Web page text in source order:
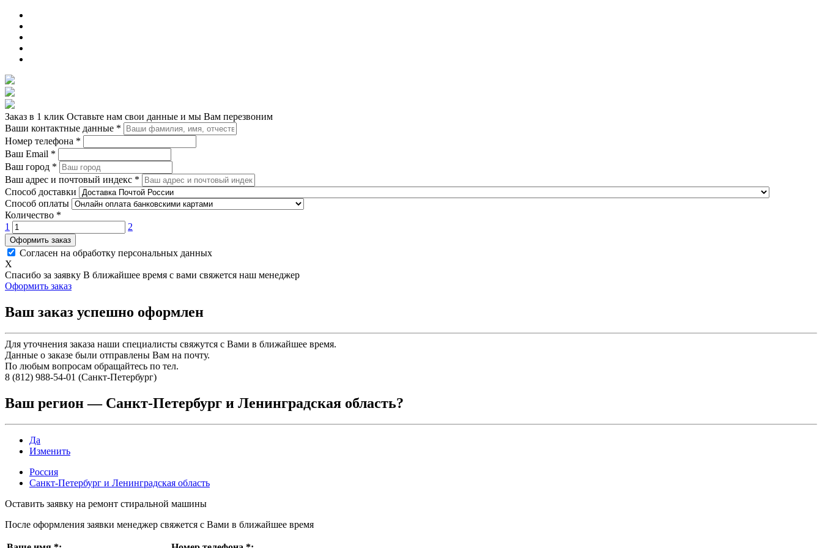
Заказ в 1 клик Оставьте нам свои данные и мы Вам перезвоним
Ваши контактные данные *
Номер телефона *
Ваш Email *
Ваш город *
Ваш адрес и почтовый индекс *
Способ доставки
Способ оплаты
Количество *
1
2
Оформить заказ
Согласен на обработку персональных данных
X
Спасибо за заявку В ближайшее время с вами свяжется наш менеджер
Оформить заказ
Ваш заказ успешно оформлен
Для уточнения заказа наши специалисты свяжутся с Вами в ближайшее время.
Данные о заказе были отправлены Вам на почту.
По любым вопросам обращайтесь по тел.
8 (812) 988-54-01 (Санкт-Петербург)
Ваш регион — Санкт-Петербург и Ленинградская область?
Да
Изменить
Россия
Санкт-Петербург и Ленинградская область
Оставить заявку на ремонт стиральной машины
После оформления заявки менеджер свяжется с Вами в ближайшее время